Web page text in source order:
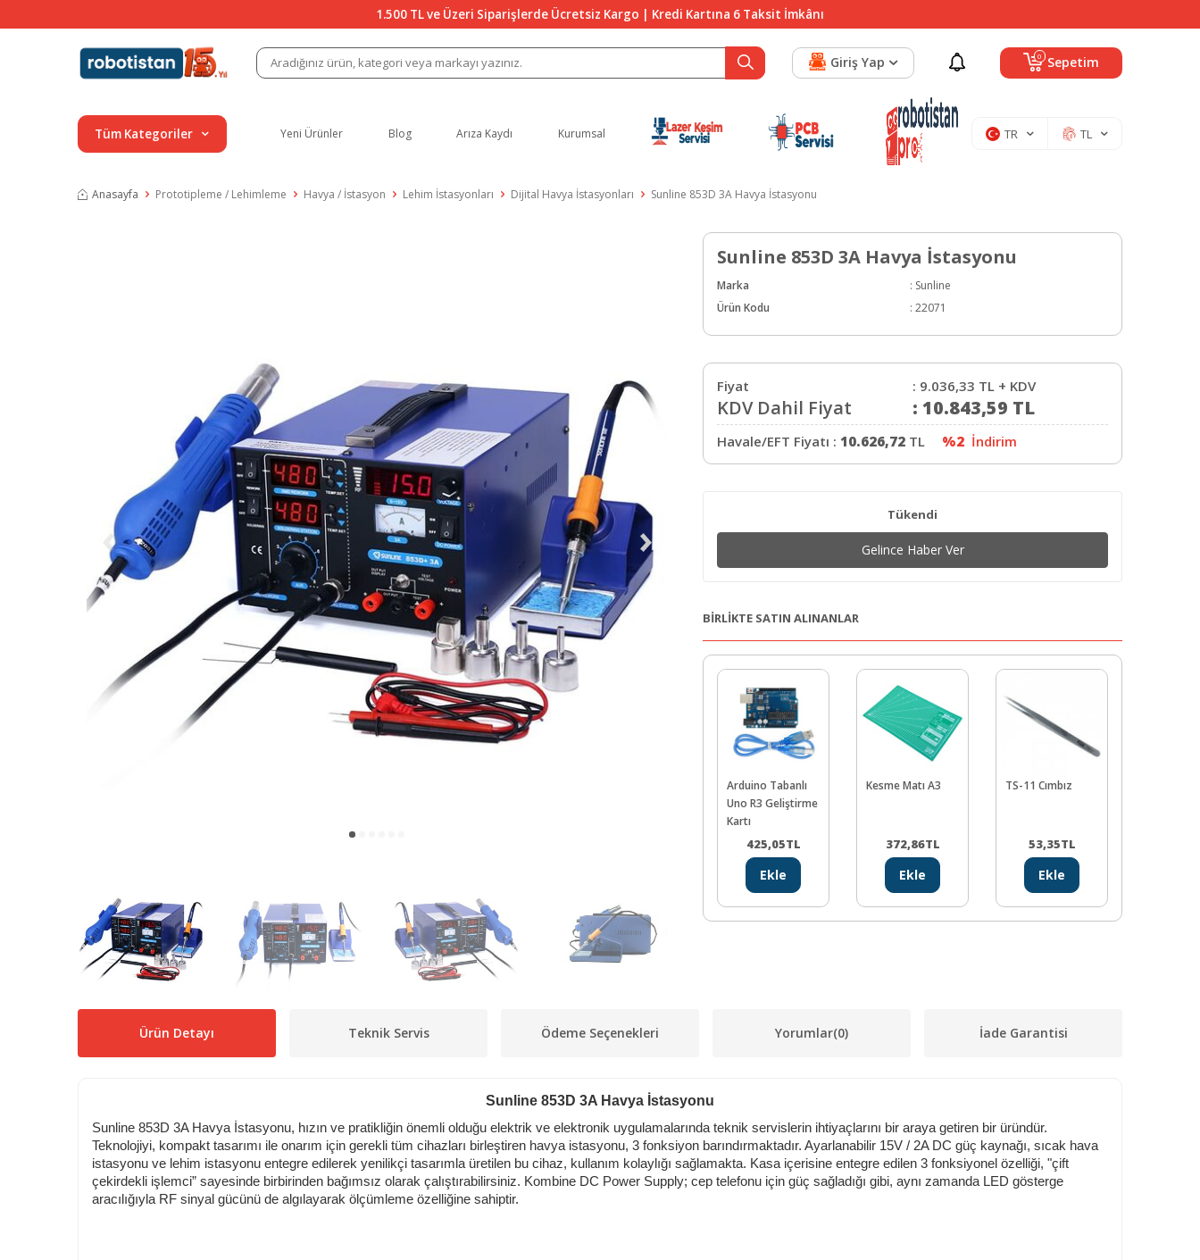
1.500 TL ve Üzeri Siparişlerde Ücretsiz Kargo | Kredi Kartına 6 Taksit İmkânı
0 Sepetim
Giriş Yap
Tüm Kategoriler Yeni Ürünler Blog Arıza Kaydı Kurumsal TR TL
Anasayfa Prototipleme / Lehimleme Havya / İstasyon Lehim İstasyonları Dijital Havya İstasyonları Sunline 853D 3A Havya İstasyonu
Sunline 853D 3A Havya İstasyonu
Marka : Sunline
Ürün Kodu
: 22071
Fiyat : 9.036,33 TL + KDV
KDV Dahil Fiyat : 10.843,59 TL
Havale/EFT Fiyatı : 10.626,72 TL %2 İndirim
Tükendi
Gelince Haber Ver
BİRLİKTE SATIN ALINANLAR
Arduino Tabanlı
Uno R3 Geliştirme
Kartı
425,05TL
Ekle
Kesme Matı A3
372,86TL
Ekle
TS-11 Cımbız
53,35TL
Ekle
Ürün Detayı Teknik Servis Ödeme Seçenekleri Yorumlar(0) İade Garantisi
Sunline 853D 3A Havya İstasyonu
Sunline 853D 3A Havya İstasyonu, hızın ve pratikliğin önemli olduğu elektrik ve elektronik uygulamalarında teknik servislerin ihtiyaçlarını bir araya getiren bir üründür.
Teknolojiyi, kompakt tasarımı ile onarım için gerekli tüm cihazları birleştiren havya istasyonu, 3 fonksiyon barındırmaktadır. Ayarlanabilir 15V / 2A DC güç kaynağı, sıcak hava
istasyonu ve lehim istasyonu entegre edilerek yenilikçi tasarımla üretilen bu cihaz, kullanım kolaylığı sağlamakta. Kasa içerisine entegre edilen 3 fonksiyonel özelliği, "çift
çekirdekli işlemci” sayesinde birbirinden bağımsız olarak çalıştırabilirsiniz. Kombine DC Power Supply; cep telefonu için güç sağladığı gibi, aynı zamanda LED gösterge
aracılığıyla RF sinyal gücünü de algılayarak ölçümleme özelliğine sahiptir.